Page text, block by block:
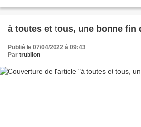
Publié le 07/04/2022 à 09:43
Par trublion